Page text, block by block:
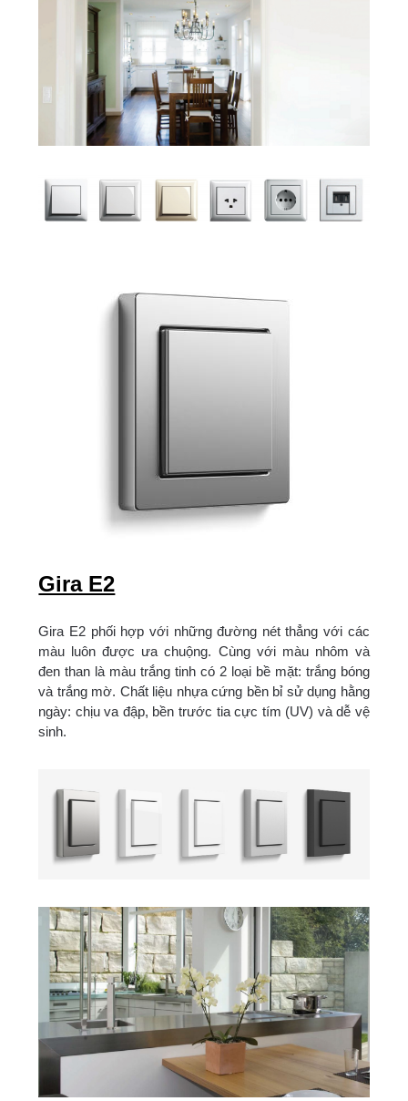
Gira E2
Gira E2 phối hợp với những đường nét thẳng với các
màu luôn được ưa chuộng. Cùng với màu nhôm và
đen than là màu trắng tinh có 2 loại bề mặt: trắng bóng
và trắng mờ. Chất liệu nhựa cứng bền bỉ sử dụng hằng
ngày: chịu va đập, bền trước tia cực tím (UV) và dễ vệ
sinh.